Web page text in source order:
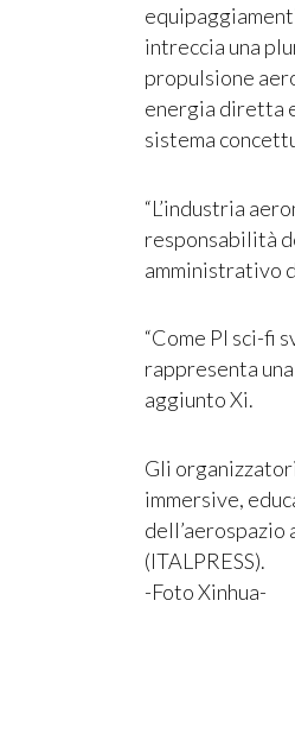
intreccia una
propulsione
energia diretta
sistema
“L’industria
responsabilità
amministrativo
“Come PI sci-fi
rappresenta
aggiunto Xi.
Gli
immersive,
dell’aerospazio
(ITALPRESS).
-Foto Xinhua-